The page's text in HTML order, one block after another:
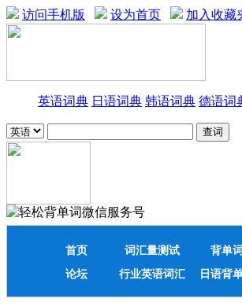
访问手机版 设为首页 加入收藏
英语词典 日语词典 韩语词典 德语词
首页 词汇量测试 背单词
论坛
行业英语词汇 日语背